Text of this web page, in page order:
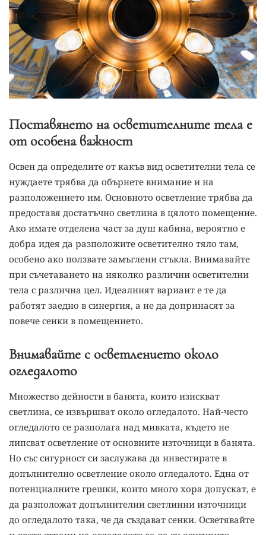
Поставянето на осветителните тела е
от особена важност
Освен да определите от какъв вид осветителни тела се
нуждаете трябва да обърнете внимание и на
разположението им. Основното осветление трябва да
предоставя достатъчно светлина в цялото помещение.
Ако имате отделена част за душ кабина, вероятно е
добра идея да разположите осветително тяло там,
особено ако ползвате замъглени стъкла. Внимавайте
при съчетаването на няколко различни осветителни
тела с различна цел. Идеалният вариант е те да
работят заедно в синергия, а не да допринасят за
повече сенки в помещението.
Внимавайте с осветлението около
огледалото
Множество дейности в банята, които изискват
светлина, се извършват около огледалото. Най-често
огледалото се разполага над мивката, където не
липсват осветление от основните източници в банята.
Но със сигурност си заслужава да инвестирате в
допълнително осветление около огледалото. Една от
потенциалните грешки, които много хора допускат, е
да разположат допълнителни светлинни източници
до огледалото така, че да създават сенки. Осветявайте